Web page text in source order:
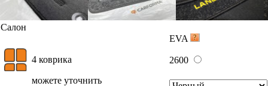
Салон
EVA
4 коврика
2600
можете уточнить